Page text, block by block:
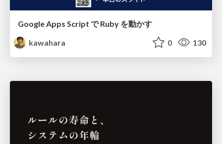
Google Apps Script で Ruby を動かす
kawahara
0 130